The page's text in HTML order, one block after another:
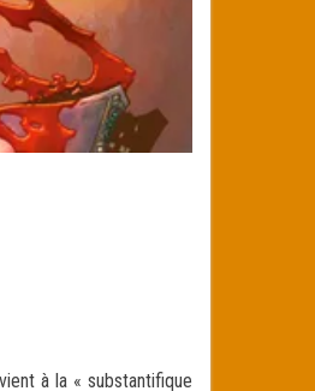
à la « substantifique